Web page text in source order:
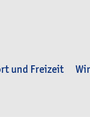
und Freizeit